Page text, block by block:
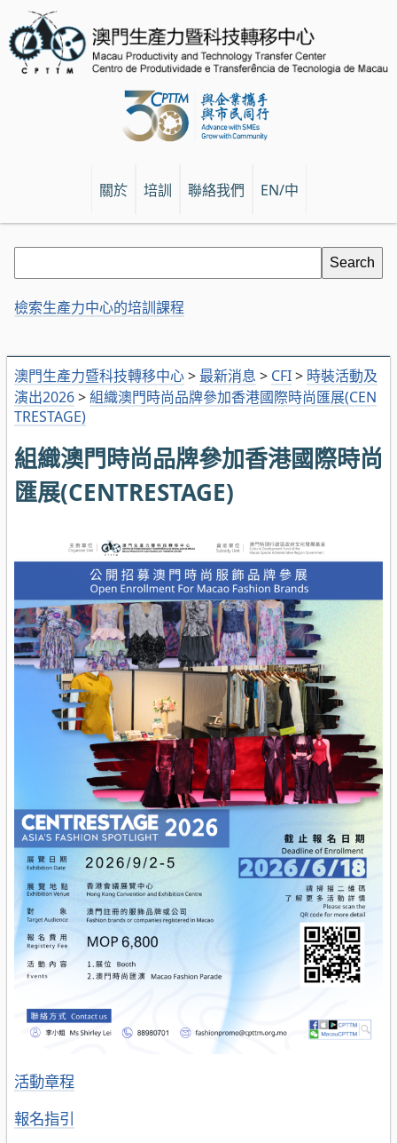
關於 培訓 聯絡我們 EN/中
澳門生產力暨科技轉移中心> 最新消息 > CFI> 時裝活動及
演出2026>組織澳門時尚品牌參加香港國際時尚匯展(CEN
TRESTAGE)
組織澳門時尚品牌參加香港國際時尚
匯展(CENTRESTAGE)
活動章程
報名指引
檢索生產力中心的培訓課程